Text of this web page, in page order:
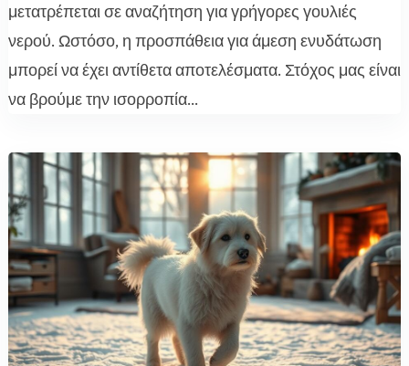
μετατρέπεται σε αναζήτηση για γρήγορες γουλιές
νερού. Ωστόσο, η προσπάθεια για άμεση ενυδάτωση
μπορεί να έχει αντίθετα αποτελέσματα. Στόχος μας είναι
να βρούμε την ισορροπία...